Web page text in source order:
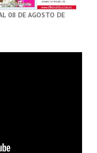
08 DE AGOSTO DE